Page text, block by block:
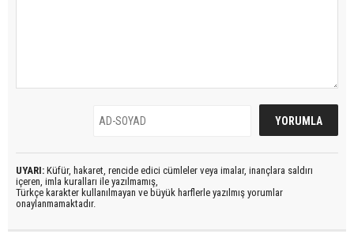
UYARI: Küfür, hakaret, rencide edici cümleler veya imalar, inançlara saldırı
içeren, imla kuralları ile yazılmamış,
Türkçe karakter kullanılmayan ve büyük harflerle yazılmış yorumlar
onaylanmamaktadır.